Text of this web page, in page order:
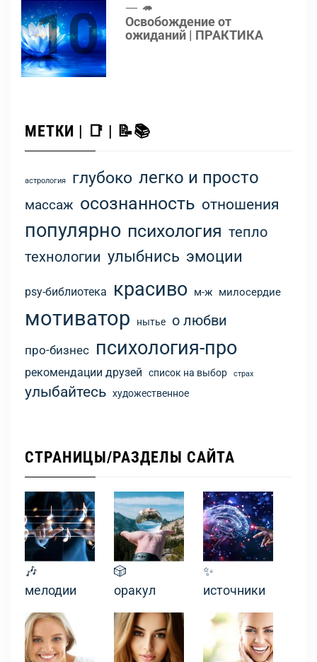
10 🦔
Освобождение от
ожиданий | ПРАКТИКА
МЕТКИ | 📑 | 📝📚
астрология глубоко легко и просто
массаж осознанность отношения
популярно психология тепло
технологии улыбнись эмоции
psy-библиотека красиво м-ж милосердие
мотиватор нытье о любви
про-бизнес психология-про
рекомендации друзей список на выбор страх
улыбайтесь художественное
СТРАНИЦЫ/РАЗДЕЛЫ САЙТА
🎶
мелодии
🎲
оракул
✨
источники